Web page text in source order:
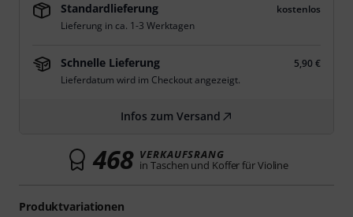
Produktvariationen
Standardlieferung
kostenlos
Lieferung in ca. 1-3 Werktagen
Schnelle Lieferung
5,90 €
Lieferdatum wird im Checkout angezeigt.
Infos zum Versand
468 VERKAUFSRANG
in Taschen und Koffer für Violine